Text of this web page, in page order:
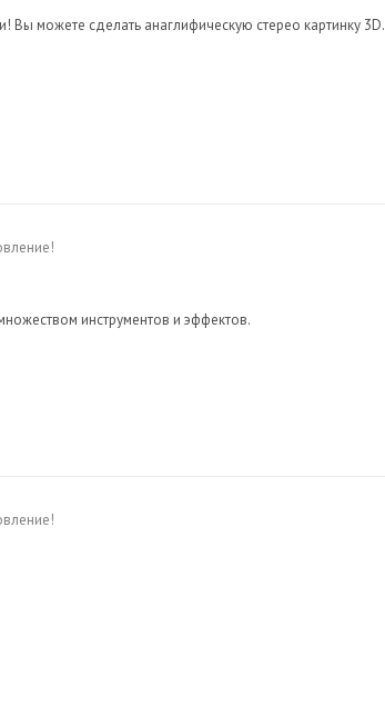
можете сделать анаглифическую стерео картинку 3D.
инструментов и эффектов.